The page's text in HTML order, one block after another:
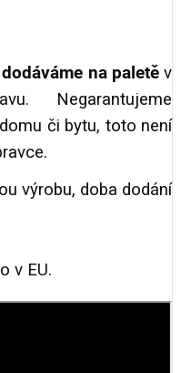
dodáváme na paletěv
Negarantujeme
či bytu, toto není
výrobu, doba dodání
v EU.